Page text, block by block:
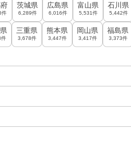
件
茨城県
6,289件
広島県
6,016件
富山県
5,531件
石川県
5,442件
三重県
3,678件
熊本県
3,447件
岡山県
3,417件
福島県
3,373件